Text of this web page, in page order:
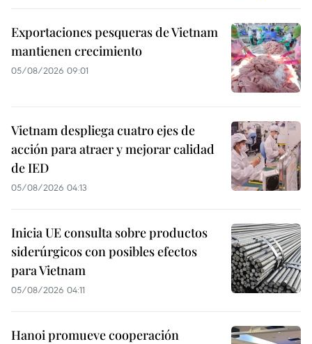
Exportaciones pesqueras de Vietnam
mantienen crecimiento
05/08/2026 09:01
Vietnam despliega cuatro ejes de
acción para atraer y mejorar calidad
de IED
05/08/2026 04:13
Inicia UE consulta sobre productos
siderúrgicos con posibles efectos
para Vietnam
05/08/2026 04:11
Hanoi promueve cooperación